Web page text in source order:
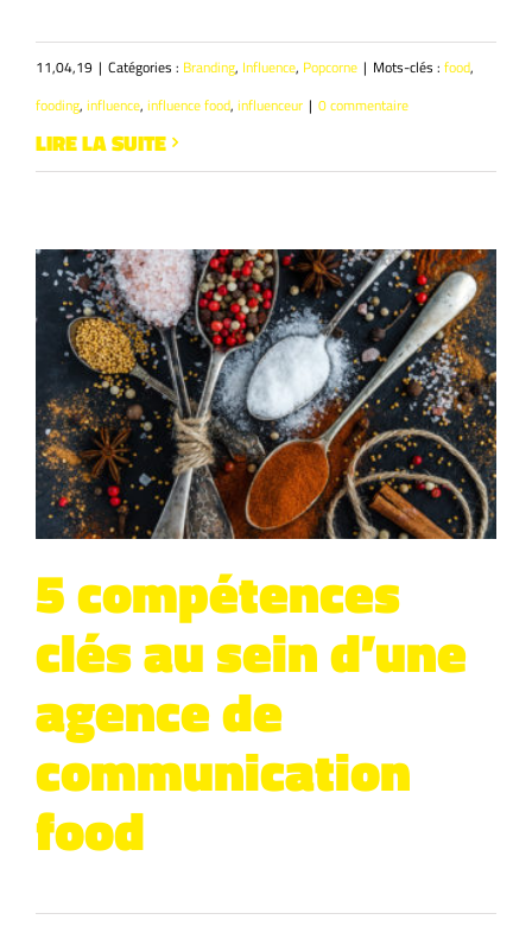
11,04,19 | Catégories : Branding, Influence, Popcorne | Mots-clés : food,
fooding, influence, influence food, influenceur | 0 commentaire
LIRE LA SUITE
5 compétences
clés au sein d’une
agence de
communication
food